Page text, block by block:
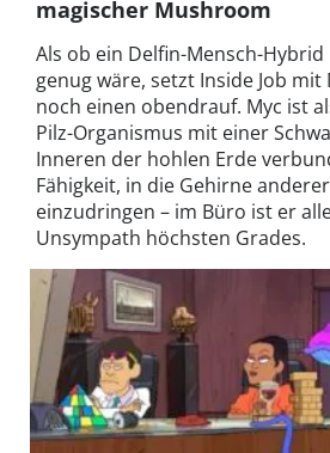
magischer Mushroom
Als ob ein Delfin-Mensch-
genug wäre, setzt Inside Job mit
noch einen obendrauf. Myc ist
Pilz-Organismus mit einer
Inneren der hohlen Erde
Fähigkeit, in die Gehirne
einzudringen – im Büro ist er
Unsympath höchsten Grades.